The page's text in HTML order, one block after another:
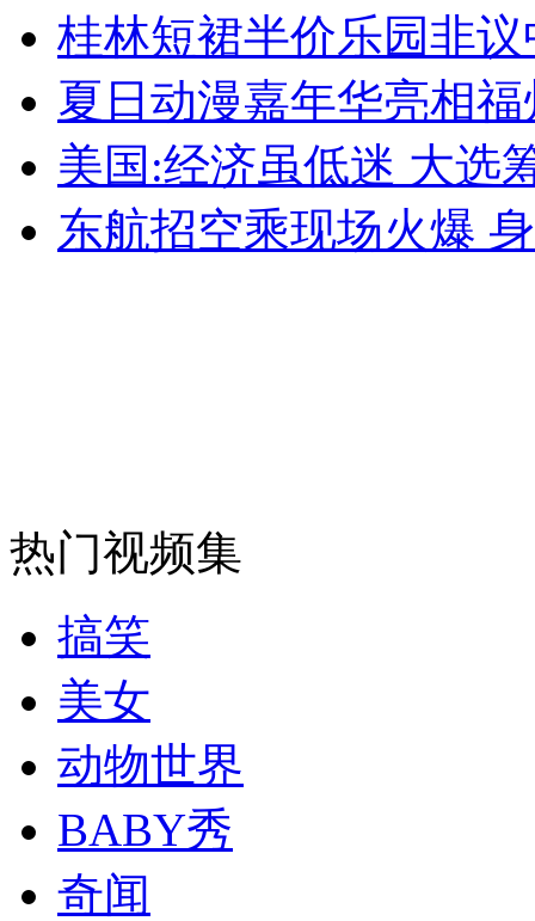
女孩北京地铁殴打老人 痛下狠手拳打脚踢
无痛分娩是否安全 医生回应
外交部：反对强权政治霸凌主义
外交部：有关国家言论片面不公正
司机酒驾遇交警 急速倒车逃窜
桂林短裙半价乐园非
夏日动漫嘉年华亮相
美国:经济虽低迷 大选
东航招空乘现场火爆
热门视频集
搞笑
美女
动物世界
BABY秀
奇闻